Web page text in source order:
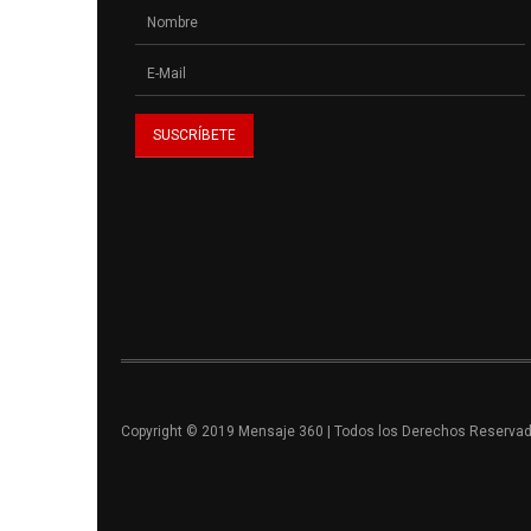
Copyright © 2019 Mensaje 360 | Todos los Derechos